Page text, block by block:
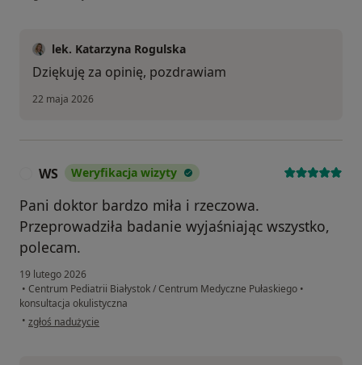
lek. Katarzyna Rogulska
Dziękuję za opinię, pozdrawiam
22 maja 2026
WS Weryfikacja wizyty
Pani doktor bardzo miła i rzeczowa.
Przeprowadziła badanie wyjaśniając wszystko,
polecam.
19 lutego 2026
• Centrum Pediatrii Białystok / Centrum Medyczne Pułaskiego •
konsultacja okulistyczna
• w opinii użytkownika WS
zgłoś nadużycie